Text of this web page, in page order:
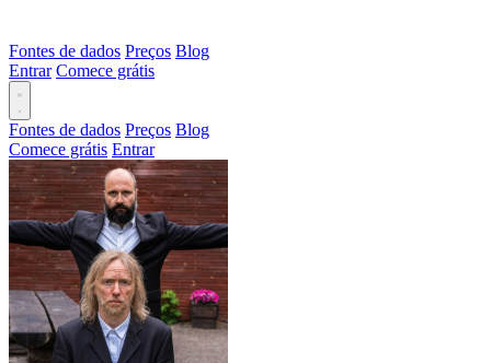
Fontes de dados Preços Blog
Entrar Comece grátis
Fontes de dados Preços Blog
Comece grátis Entrar